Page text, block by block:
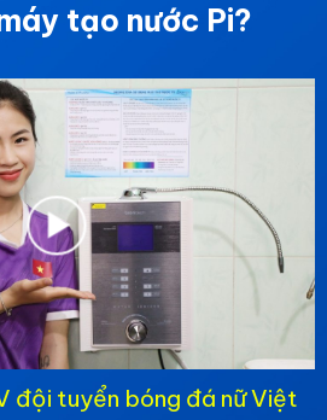
tạo nước Pi?
đội tuyển bóng đá nữ Việt